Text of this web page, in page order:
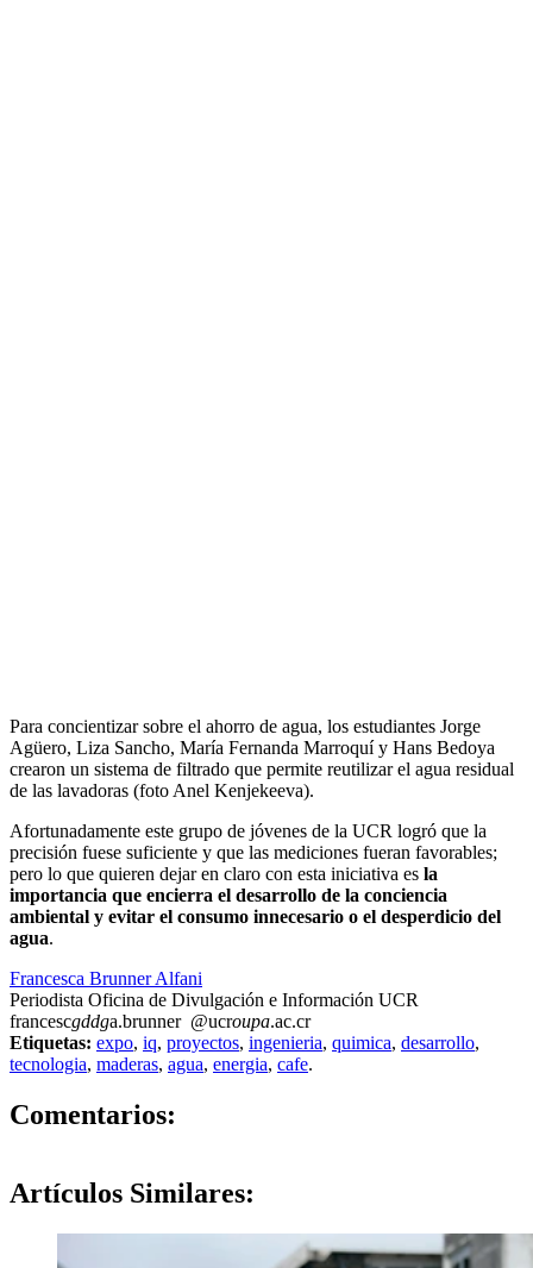
Para concientizar sobre el ahorro de agua, los estudiantes Jorge
Agüero, Liza Sancho, María Fernanda Marroquí y Hans Bedoya
crearon un sistema de filtrado que permite reutilizar el agua residual
de las lavadoras (foto Anel Kenjekeeva).
Afortunadamente este grupo de jóvenes de la UCR logró que la
precisión fuese suficiente y que las mediciones fueran favorables;
pero lo que quieren dejar en claro con esta iniciativa es la
importancia que encierra el desarrollo de la conciencia
ambiental y evitar el consumo innecesario o el desperdicio del
agua.
Francesca Brunner Alfani
Periodista Oficina de Divulgación e Información UCR
francescgddga.brunner @ucroupa.ac.cr
Etiquetas: expo, iq, proyectos, ingenieria, quimica, desarrollo,
tecnologia, maderas, agua, energia, cafe.
Comentarios:
Artículos Similares: